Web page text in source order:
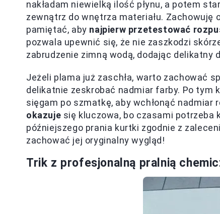
nakładam niewielką ilość płynu, a potem
zewnątrz do wnętrza materiału.
pamiętać, aby najpierw przetestować
pozwala upewnić się, że nie zaszkodzi
zabrudzenie zimną wodą, dodając delikatny
Jeżeli plama już zaschła, warto zachować
delikatnie zeskrobać nadmiar farby. Po tym
sięgam po szmatkę, aby wchłonąć nadmiar
okazuje się kluczowa, bo czasami potrzeba
późniejszego prania kurtki zgodnie z
zachować jej oryginalny wygląd!
Trik z profesjonalną pralnią